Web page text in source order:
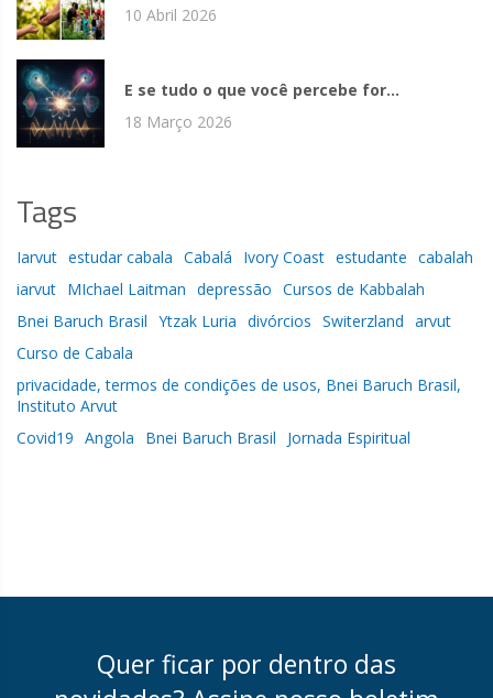
10 Abril 2026
E se tudo o que você percebe for...
18 Março 2026
Tags
Iarvut estudar cabala Cabalá Ivory Coast estudante cabalah
iarvut MIchael Laitman depressão Cursos de Kabbalah
Bnei Baruch Brasil Ytzak Luria divórcios Switerzland arvut
Curso de Cabala
privacidade, termos de condições de usos, Bnei Baruch Brasil,
Instituto Arvut
Covid19 Angola Bnei Baruch Brasil Jornada Espiritual
Quer ficar por dentro das